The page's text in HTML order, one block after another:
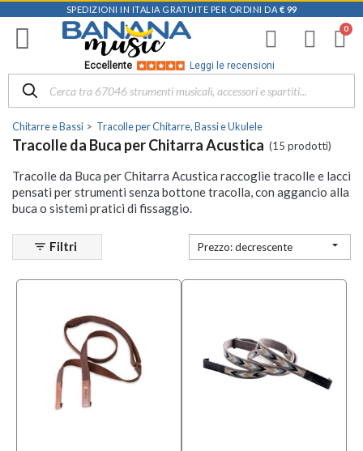
SPEDIZIONI IN ITALIA GRATUITE PER ORDINI DA € 99
Eccellente Leggi le recensioni
Chitarre e Bassi Tracolle per Chitarre, Bassi e Ukulele
Tracolle da Buca per Chitarra Acustica (15 prodotti)
Tracolle da Buca per Chitarra Acustica raccoglie tracolle e lacci
pensati per strumenti senza bottone tracolla, con aggancio alla
buca o sistemi pratici di fissaggio.
Filtra
i
risultati
Disponibile
in
Negozio
Music |
Vicenza
(4)
Marchio
BG
D'Andrea
MOSTRA
filter_list Filtri Prezzo: decrescente 